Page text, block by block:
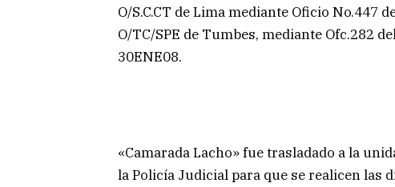
O/S.C.CT de Lima mediante Oficio No.447
O/TC/SPE de Tumbes, mediante Ofc.282
30ENE08.
«Camarada Lacho» fue trasladado a la
la Policía Judicial para que se realicen las